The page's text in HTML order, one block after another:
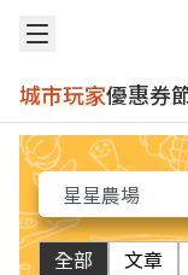
城市玩家優惠券
全部 文章